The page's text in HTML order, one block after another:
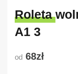
Roleta
A1 3
od 68zł